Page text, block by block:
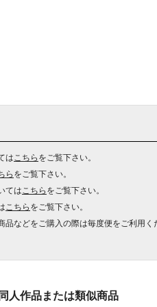
は こちらをご覧下さい。
らをご覧下さい。
ては こちらをご覧下さい。
こちらをご覧下さい。
品などをご購入の際は毎度便をご利用く
人作品または類似商品